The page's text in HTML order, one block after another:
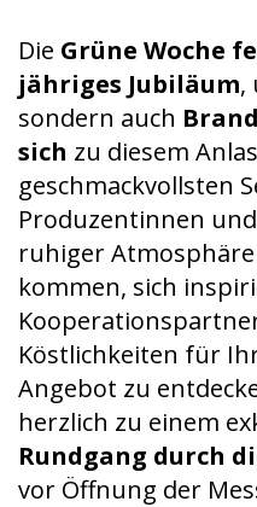
Die Grüne Woche
jähriges Jubiläum,
sondern auch
sich zu diesem
geschmackvollsten
Produzentinnen
ruhiger
kommen, sich
Köstlichkeiten für
Angebot zu
herzlich zu einem
Rundgang durch
vor Öffnung der